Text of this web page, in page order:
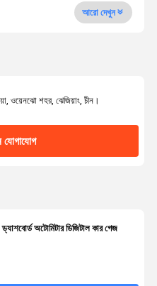
আরো দেখুন
ওয়েনঝো শহর, ঝেজিয়াং, চীন।
অটোমিটার ডিজিটাল কার গেজ